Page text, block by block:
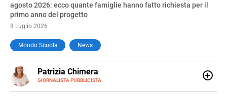
agosto 2026: ecco quante famiglie hanno fatto richiesta per il
primo anno del progetto
8 Luglio 2026
Mondo Scuola News
Patrizia Chimera
GIORNALISTA PUBBLICISTA
E-
MAIL
LINKEDIN